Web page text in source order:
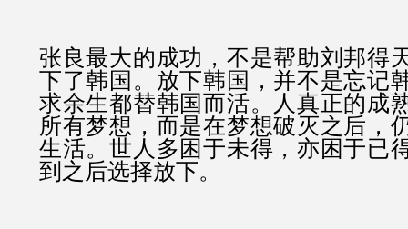
张良最大的成功，不是帮助刘邦得
下了韩国。放下韩国，并不是忘记
求余生都替韩国而活。人真正的成
所有梦想，而是在梦想破灭之后，
生活。世人多困于未得，亦困于已
到之后选择放下。